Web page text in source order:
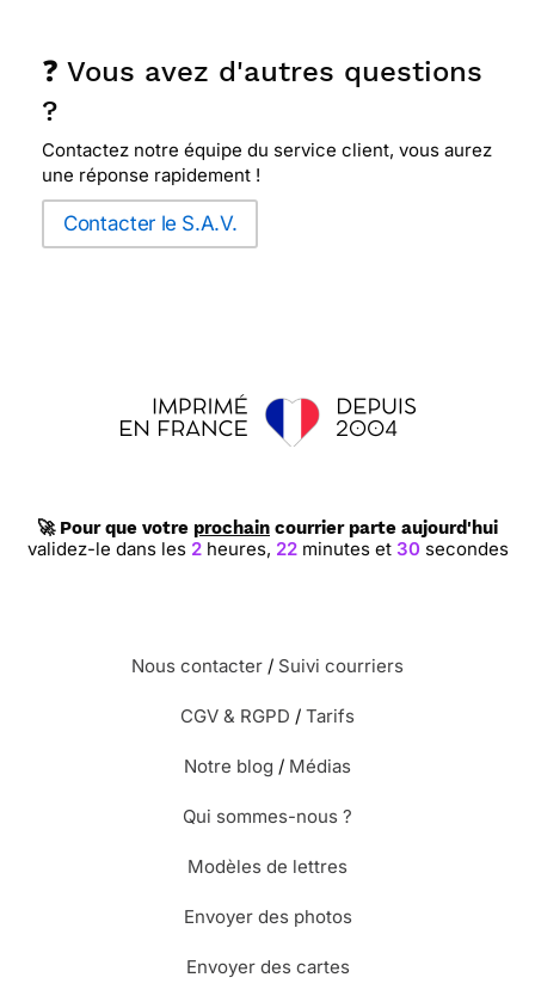
❓ Vous avez d'autres questions
?
Contactez notre équipe du service client, vous aurez
une réponse rapidement !
Contacter le S.A.V.
🚀 Pour que votre prochain courrier parte aujourd'hui
validez-le dans les 2 heures, 22 minutes et 29secondes
Nous contacter / Suivi courriers
CGV & RGPD / Tarifs
Notre blog / Médias
Qui sommes-nous ?
Modèles de lettres
Envoyer des photos
Envoyer des cartes